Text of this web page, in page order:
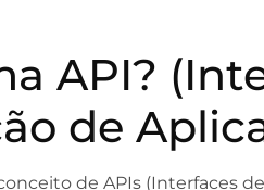
API?
de
de APIs (Interfaces